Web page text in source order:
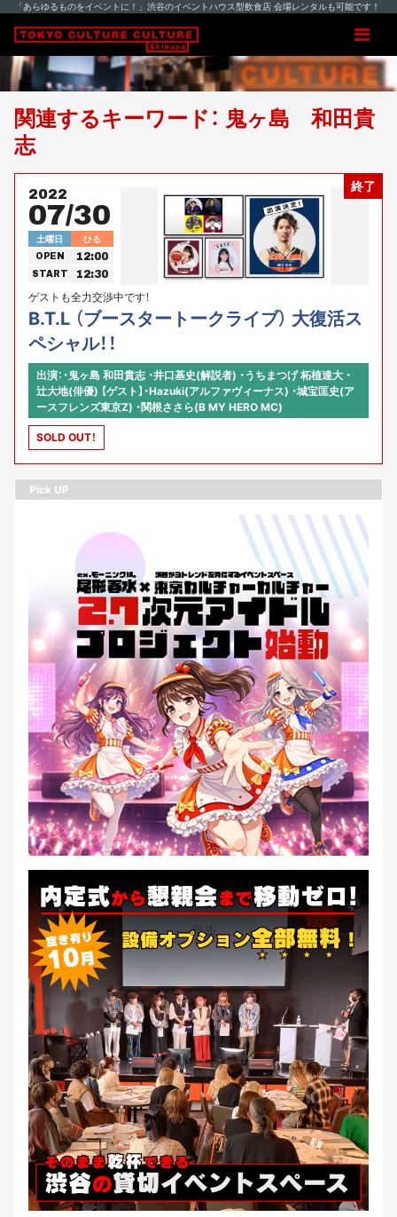
「あらゆるものをイベントに！」渋谷のイベントハウス型飲食店 会場レンタルも可能です！
関連するキーワード： 鬼ヶ島 和田貴
志
終了
2022
07/30
土曜日 ひる
OPEN 12:00
START 12:30
ゲストも全力交渉中です！
B.T.L （ブースタートークライブ） 大復活ス
ペシャル！！
出演：・鬼ヶ島 和田貴志 ・井口基史(解説者) ・うちまつげ 柘植達大 ・
辻大地(俳優) 【ゲスト】・Hazuki(アルファヴィーナス) ・城宝匡史(ア
ースフレンズ東京Z) ・関根ささら(B MY HERO MC)
SOLD OUT！
Pick UP